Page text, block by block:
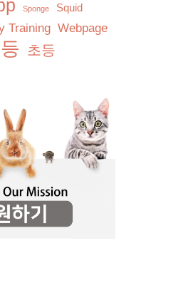
Sponge
Squid
Training Webpage
초등